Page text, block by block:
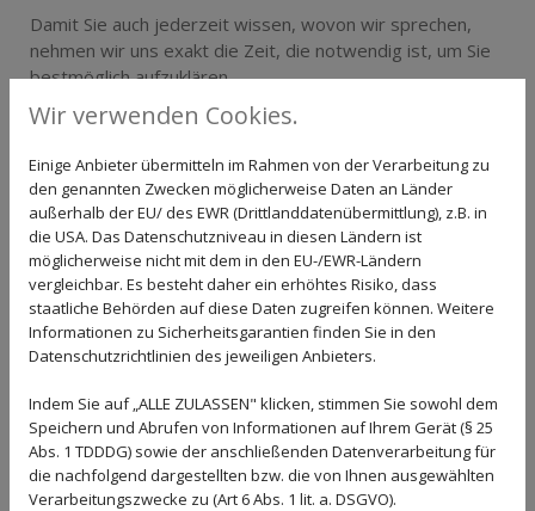
Damit Sie auch jederzeit wissen, wovon wir sprechen,
nehmen wir uns exakt die Zeit, die notwendig ist, um Sie
bestmöglich aufzuklären.
Wurzelbehandlung
Parodontitisbehandlung
Zahnaufhellung
Zahnersatz
Kiefergelenksbehandlung
Wir verwenden Cookies.
Einige Anbieter übermitteln im Rahmen von der Verarbeitung zu
den genannten Zwecken möglicherweise Daten an Länder
außerhalb der EU/ des EWR (Drittlanddatenübermittlung), z.B. in
die USA. Das Datenschutzniveau in diesen Ländern ist
möglicherweise nicht mit dem in den EU-/EWR-Ländern
vergleichbar. Es besteht daher ein erhöhtes Risiko, dass
staatliche Behörden auf diese Daten zugreifen können. Weitere
Informationen zu Sicherheitsgarantien finden Sie in den
Datenschutzrichtlinien des jeweiligen Anbieters.
Indem Sie auf „ALLE ZULASSEN" klicken, stimmen Sie sowohl dem
Speichern und Abrufen von Informationen auf Ihrem Gerät (§ 25
Abs. 1 TDDDG) sowie der anschließenden Datenverarbeitung für
die nachfolgend dargestellten bzw. die von Ihnen ausgewählten
Verarbeitungszwecke zu (Art 6 Abs. 1 lit. a. DSGVO).